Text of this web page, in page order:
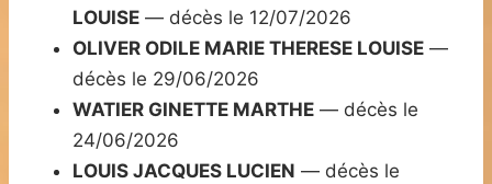
LOUISE — décès le 12/07/2026
OLIVER ODILE MARIE THERESE LOUISE —
décès le 29/06/2026
WATIER GINETTE MARTHE — décès le
24/06/2026
LOUIS JACQUES LUCIEN — décès le